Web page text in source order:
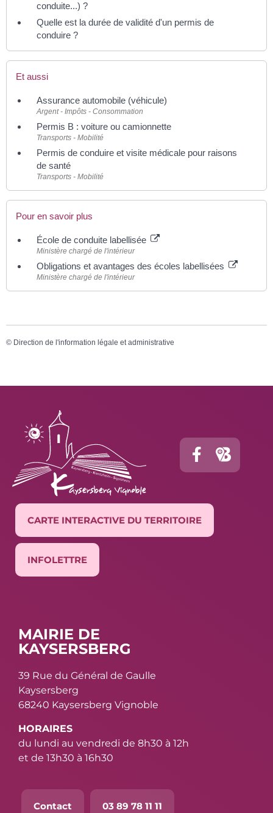
conduite...) ?
Quelle est la durée de validité d'un permis de
conduire ?
Et aussi
Assurance automobile (véhicule)
Argent - Impôts - Consommation
Permis B : voiture ou camionnette
Transports - Mobilité
Permis de conduire et visite médicale pour raisons
de santé
Transports - Mobilité
Pour en savoir plus
École de conduite labellisée
Ministère chargé de l'intérieur
Obligations et avantages des écoles labellisées
Ministère chargé de l'intérieur
© Direction de l'information légale et administrative
CARTE INTERACTIVE DU TERRITOIRE
INFOLETTRE
MAIRIE DE
KAYSERSBERG
39 Rue du Général de Gaulle
Kaysersberg
68240 Kaysersberg Vignoble
HORAIRES
du lundi au vendredi de 8h30 à 12h
et de 13h30 à 16h30
Contact 03 89 78 11 11